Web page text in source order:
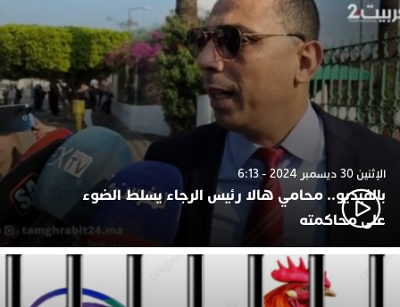
الإثنين 30 ديسمبر 2024 - 6:13
بالفيديو.. محامي هالا رئيس الرجاء يسلط الضوء
على محاكمته